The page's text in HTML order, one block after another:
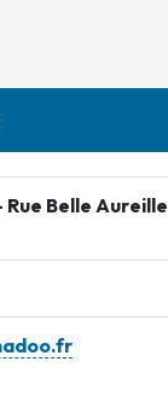
Belle Aureille